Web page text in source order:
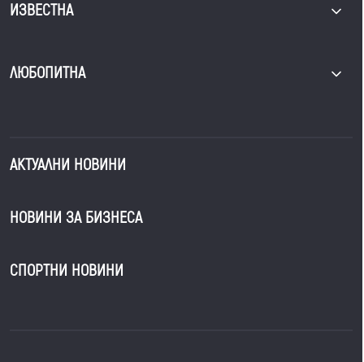
ИЗВЕСТНА
ЛЮБОПИТНА
АКТУАЛНИ НОВИНИ
НОВИНИ ЗА БИЗНЕСА
СПОРТНИ НОВИНИ